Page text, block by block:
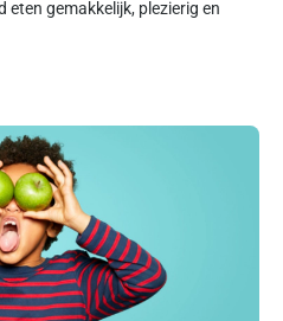
eten gemakkelijk, plezierig en